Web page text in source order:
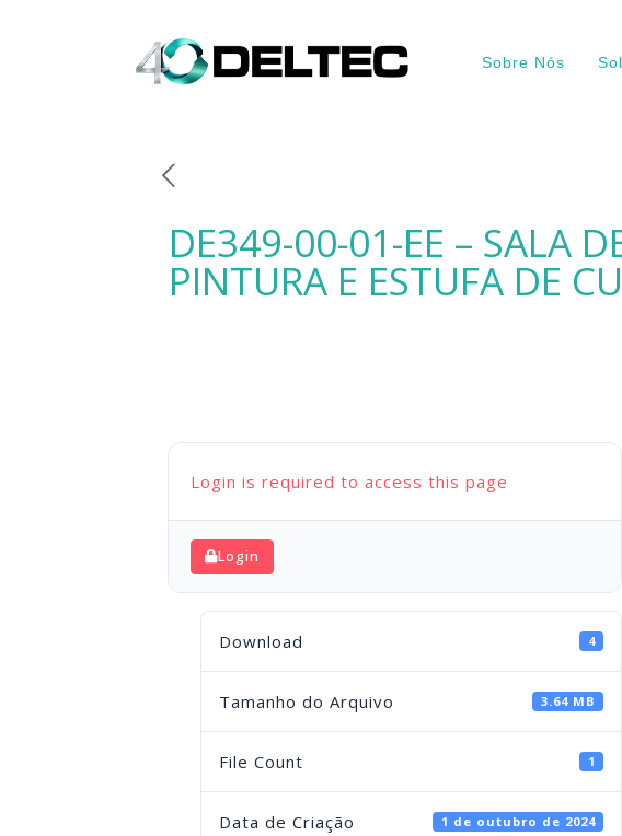
Sobre Nós
DE349-00-01-EE – SALA
PINTURA E ESTUFA DE
Login is required to access this page
Login
Download 4
Tamanho do Arquivo 3.64 MB
File Count 1
Data de Criação 1 de outubro de 2024